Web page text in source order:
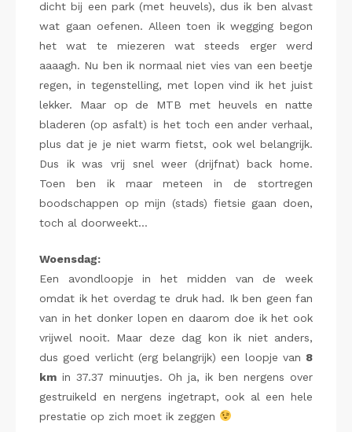
dicht bij een park (met heuvels), dus ik ben alvast
wat gaan oefenen. Alleen toen ik wegging begon
het wat te miezeren wat steeds erger werd
aaaagh. Nu ben ik normaal niet vies van een beetje
regen, in tegenstelling, met lopen vind ik het juist
lekker. Maar op de MTB met heuvels en natte
bladeren (op asfalt) is het toch een ander verhaal,
plus dat je je niet warm fietst, ook wel belangrijk.
Dus ik was vrij snel weer (drijfnat) back home.
Toen ben ik maar meteen in de stortregen
boodschappen op mijn (stads) fietsie gaan doen,
toch al doorweekt…
Woensdag:
Een avondloopje in het midden van de week
omdat ik het overdag te druk had. Ik ben geen fan
van in het donker lopen en daarom doe ik het ook
vrijwel nooit. Maar deze dag kon ik niet anders,
dus goed verlicht (erg belangrijk) een loopje van 8
km in 37.37 minuutjes. Oh ja, ik ben nergens over
gestruikeld en nergens ingetrapt, ook al een hele
prestatie op zich moet ik zeggen